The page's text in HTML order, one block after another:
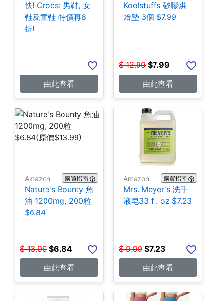
快! Crocs: 男鞋, 女
鞋及童鞋 特價再8
折!
由此查看
Koolstuffs 矽膠烘
焙墊 3個 $7.99
$ 12.99 $7.99
由此查看
Amazon 購買指南
Nature's Bounty 魚
油 1200mg, 200粒
$6.84
$ 13.99 $6.84
由此查看
Amazon 購買指南
Mrs. Meyer's 洗手
液皂33 fl. oz $7.23
$ 9.99 $7.23
由此查看